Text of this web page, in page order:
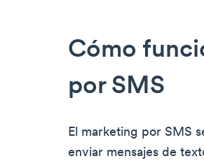
Cómo
por SMS
El marketing por SMS
enviar mensajes de